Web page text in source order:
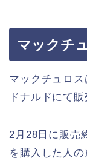
マックチ
マックチュロ
ドナルドにて
2月28日に販売
を購入した人